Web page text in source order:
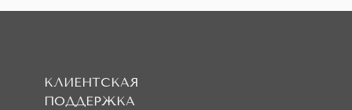
КЛИЕНТСКАЯ
ПОДДЕРЖКА